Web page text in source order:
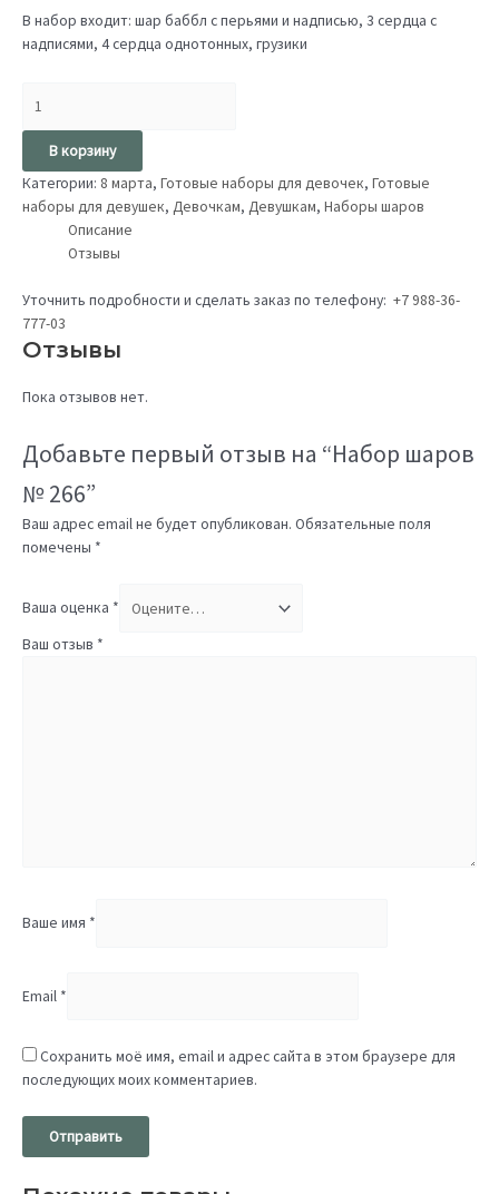
В набор входит: шар баббл с перьями и надписью, 3 сердца с
надписями, 4 сердца однотонных, грузики
В корзину
Категории: 8 марта, Готовые наборы для девочек, Готовые
наборы для девушек, Девочкам, Девушкам, Наборы шаров
Описание
Отзывы
Уточнить подробности и сделать заказ по телефону: +7 988-36-
777-03
Отзывы
Пока отзывов нет.
Добавьте первый отзыв на “Набор шаров
№ 266”
Ваш адрес email не будет опубликован. Обязательные поля
помечены *
Ваша оценка *
Ваш отзыв *
Ваше имя *
Email *
Сохранить моё имя, email и адрес сайта в этом браузере для
последующих моих комментариев.